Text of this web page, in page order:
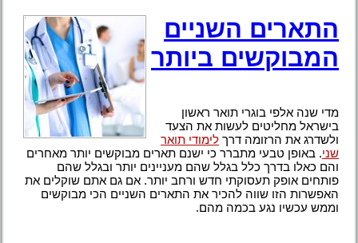
התארים השניים
המבוקשים ביותר
מדי שנה אלפי בוגרי תואר ראשון
בישראל מחליטים לעשות את הצעד
ולשדרג את הרזומה דרך לימודי תואר
שני. באופן טבעי מתברר כי ישנם תארים מבוקשים יותר מאחרים
והם כאלו בדרך כלל בגלל שהם מעניינים יותר ובגלל שהם
פותחים אופק תעסוקתי חדש ורחב יותר. אם גם אתם שוקלים את
האפשרות הזו שווה להכיר את התארים השניים הכי מבוקשים
וממש עכשיו נגע בכמה מהם.